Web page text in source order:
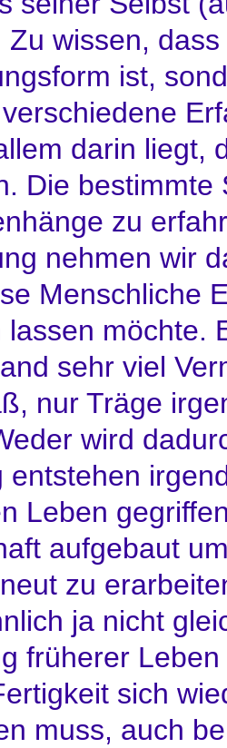
Zu wissen,
ist,
darin liegt,
Die
zu
nehmen wir
Menschliche
lassen möchte.
sehr viel
nur Träge
wird
entstehen
Leben
aufgebaut
zu
ja nicht
früherer
sich
muss, auch